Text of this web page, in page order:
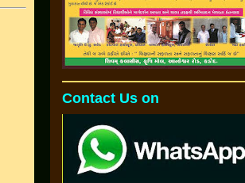
Contact Us on